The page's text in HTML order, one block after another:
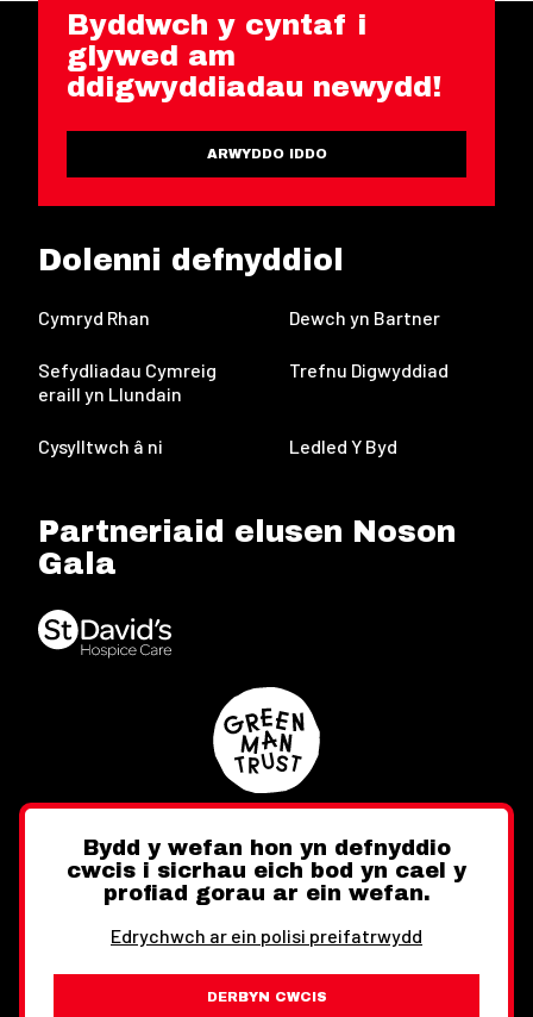
Byddwch y cyntaf i
glywed am
ddigwyddiadau newydd!
ARWYDDO IDDO
Dolenni defnyddiol
Cymryd Rhan Dewch yn Bartner
Sefydliadau Cymreig
eraill yn Llundain
Trefnu Digwyddiad
Cysylltwch â ni Ledled Y Byd
Partneriaid elusen Noson
Gala
Twitter FacebookInstagram
Bydd y wefan hon yn defnyddio
cwcis i sicrhau eich bod yn cael y
profiad gorau ar ein wefan.
Edrychwch ar ein polisi preifatrwydd
DERBYN CWCIS